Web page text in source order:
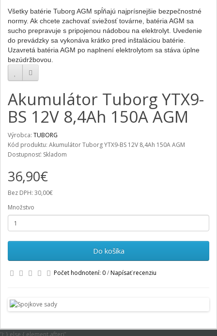
Všetky batérie Tuborg AGM spĺňajú najprísnejšie bezpečnostné
normy. Ak chcete zachovať sviežosť továrne, batéria AGM sa
sucho prepravuje s pripojenou nádobou na elektrolyt. Uvedenie
do prevádzky sa vykonáva krátko pred inštaláciou batérie.
Uzavretá batéria AGM po naplnení elektrolytom sa stáva úplne
bezúdržbovou.
Akumulátor Tuborg YTX9-
BS 12V 8,4Ah 150A AGM
Výrobca: TUBORG
Kód produktu: Akumulátor Tuborg YTX9-BS 12V 8,4Ah 150A AGM
Dostupnosť: Skladom
36,90€
Bez DPH: 30,00€
Množstvo
Do košíka
Počet hodnotení: 0/Napísať recenziu
'); } else { element.after('